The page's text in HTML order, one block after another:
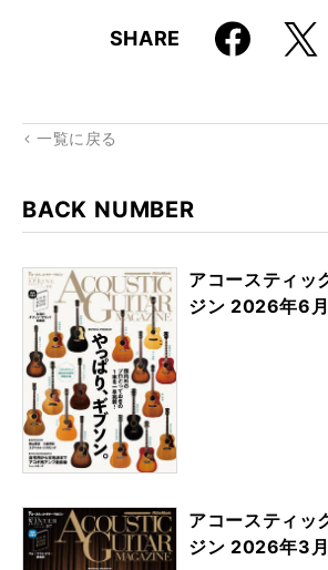
SHARE Faceboo
k
X
一覧に戻る
BACK NUMBER
アコースティッ
ジン 2026年6
アコースティッ
ジン 2026年3